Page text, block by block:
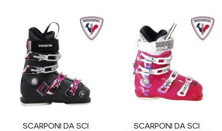
SCARPONI DA SCI
SCARPONI DA SCI